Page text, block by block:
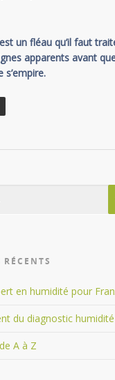
un fléau qu’il faut
apparents avant
s’empire.
en humidité pour
du diagnostic humidité
A à Z